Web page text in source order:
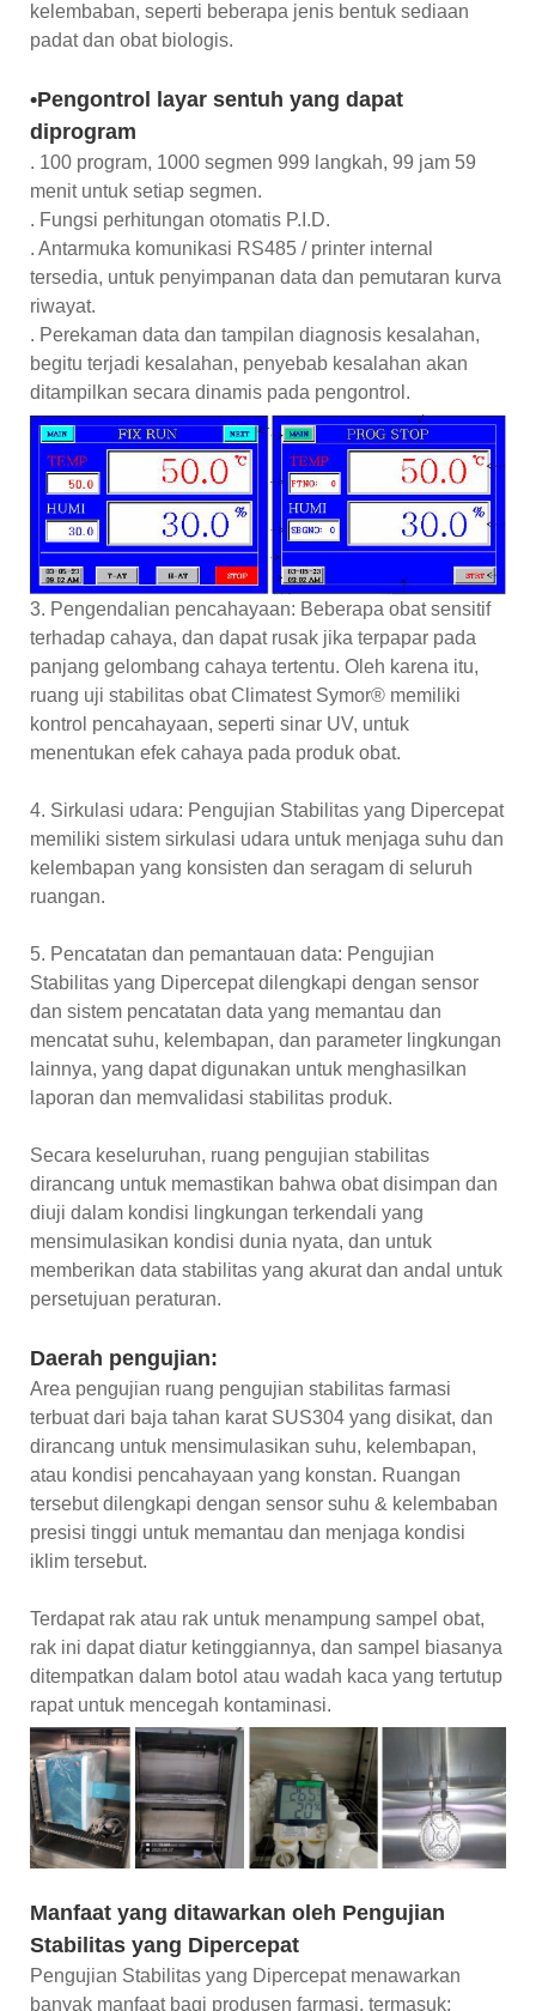
kelembaban, seperti beberapa jenis bentuk sediaan
padat dan obat biologis.
•Pengontrol layar sentuh yang dapat
diprogram
. 100 program, 1000 segmen 999 langkah, 99 jam 59
menit untuk setiap segmen.
. Fungsi perhitungan otomatis P.I.D.
. Antarmuka komunikasi RS485 / printer internal
tersedia, untuk penyimpanan data dan pemutaran kurva
riwayat.
. Perekaman data dan tampilan diagnosis kesalahan,
begitu terjadi kesalahan, penyebab kesalahan akan
ditampilkan secara dinamis pada pengontrol.
3. Pengendalian pencahayaan: Beberapa obat sensitif
terhadap cahaya, dan dapat rusak jika terpapar pada
panjang gelombang cahaya tertentu. Oleh karena itu,
ruang uji stabilitas obat Climatest Symor® memiliki
kontrol pencahayaan, seperti sinar UV, untuk
menentukan efek cahaya pada produk obat.
4. Sirkulasi udara: Pengujian Stabilitas yang Dipercepat
memiliki sistem sirkulasi udara untuk menjaga suhu dan
kelembapan yang konsisten dan seragam di seluruh
ruangan.
5. Pencatatan dan pemantauan data: Pengujian
Stabilitas yang Dipercepat dilengkapi dengan sensor
dan sistem pencatatan data yang memantau dan
mencatat suhu, kelembapan, dan parameter lingkungan
lainnya, yang dapat digunakan untuk menghasilkan
laporan dan memvalidasi stabilitas produk.
Secara keseluruhan, ruang pengujian stabilitas
dirancang untuk memastikan bahwa obat disimpan dan
diuji dalam kondisi lingkungan terkendali yang
mensimulasikan kondisi dunia nyata, dan untuk
memberikan data stabilitas yang akurat dan andal untuk
persetujuan peraturan.
Daerah pengujian:
Area pengujian ruang pengujian stabilitas farmasi
terbuat dari baja tahan karat SUS304 yang disikat, dan
dirancang untuk mensimulasikan suhu, kelembapan,
atau kondisi pencahayaan yang konstan. Ruangan
tersebut dilengkapi dengan sensor suhu & kelembaban
presisi tinggi untuk memantau dan menjaga kondisi
iklim tersebut.
Terdapat rak atau rak untuk menampung sampel obat,
rak ini dapat diatur ketinggiannya, dan sampel biasanya
ditempatkan dalam botol atau wadah kaca yang tertutup
rapat untuk mencegah kontaminasi.
Manfaat yang ditawarkan oleh Pengujian
Stabilitas yang Dipercepat
Pengujian Stabilitas yang Dipercepat menawarkan
banyak manfaat bagi produsen farmasi, termasuk: